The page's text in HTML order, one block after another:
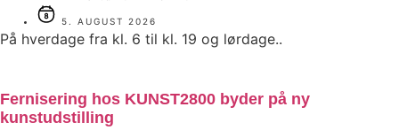
5. AUGUST 2026
På hverdage fra kl. 6 til kl. 19 og lørdage..
Fernisering hos KUNST2800 byder på ny
kunstudstilling